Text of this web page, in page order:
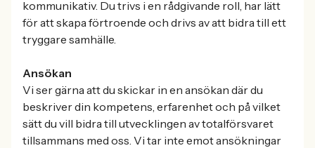
kommunikativ. Du trivs i en rådgivande roll, har lätt
för att skapa förtroende och drivs av att bidra till ett
tryggare samhälle.
Ansökan
Vi ser gärna att du skickar in en ansökan där du
beskriver din kompetens, erfarenhet och på vilket
sätt du vill bidra till utvecklingen av totalförsvaret
tillsammans med oss. Vi tar inte emot ansökningar